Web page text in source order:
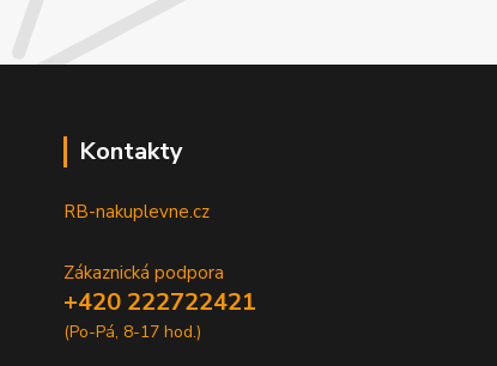
Kontakty
RB-nakuplevne.cz
Zákaznická podpora
+420 222722421
(Po-Pá, 8-17 hod.)